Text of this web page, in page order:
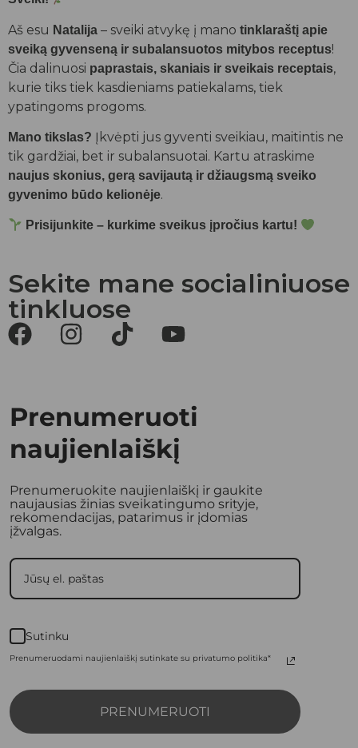
Aš esu Natalija – sveiki atvykę į mano tinklaraštį apie
sveiką gyvenseną ir subalansuotos mitybos receptus!
Čia dalinuosi paprastais, skaniais ir sveikais receptais,
kurie tiks tiek kasdieniams patiekalams, tiek
ypatingoms progoms.
Mano tikslas? Įkvėpti jus gyventi sveikiau, maitintis ne
tik gardžiai, bet ir subalansuotai. Kartu atraskime
naujus skonius, gerą savijautą ir džiaugsmą sveiko
gyvenimo būdo kelionėje.
Prisijunkite – kurkime sveikus įpročius kartu!
Sekite mane socialiniuose
tinkluose
Prenumeruoti
naujienlaiškį
Prenumeruokite naujienlaiškį ir gaukite
naujausias žinias sveikatingumo srityje,
rekomendacijas, patarimus ir įdomias
įžvalgas.
Sutinku
Prenumeruodami naujienlaiškį sutinkate su privatumo politika*
PRENUMERUOTI